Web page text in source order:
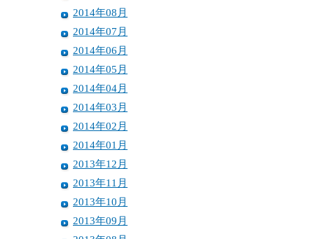
2014年08月
2014年07月
2014年06月
2014年05月
2014年04月
2014年03月
2014年02月
2014年01月
2013年12月
2013年11月
2013年10月
2013年09月